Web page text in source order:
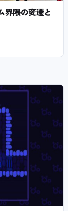
界隈の変遷と